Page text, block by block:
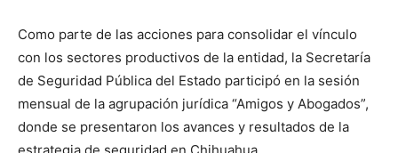
Como parte de las acciones para consolidar el vínculo
con los sectores productivos de la entidad, la Secretaría
de Seguridad Pública del Estado participó en la sesión
mensual de la agrupación jurídica “Amigos y Abogados”,
donde se presentaron los avances y resultados de la